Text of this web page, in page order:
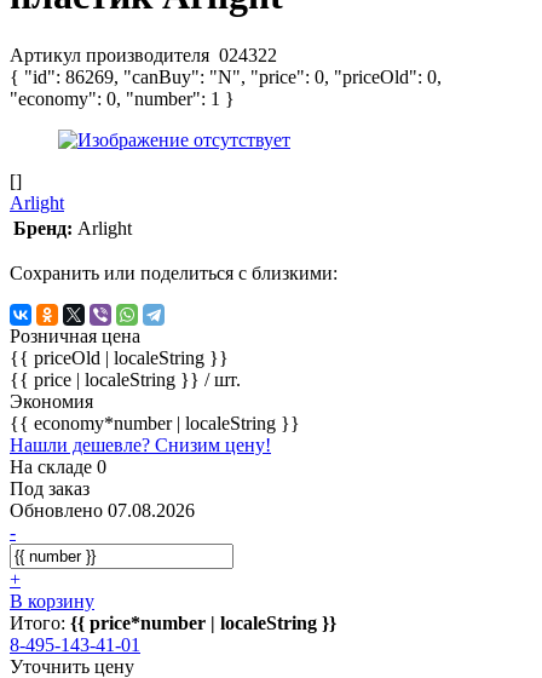
Артикул производителя 024322
{ "id": 86269, "canBuy": "N", "price": 0, "priceOld": 0,
"economy": 0, "number": 1 }
[]
Arlight
Бренд: Arlight
Сохранить или поделиться с близкими:
Розничная цена
{{ priceOld | localeString }}
{{ price | localeString }} / шт.
Экономия
{{ economy*number | localeString }}
Нашли дешевле? Снизим цену!
На складе 0
Под заказ
Обновлено 07.08.2026
-
+
В корзину
Итого: {{ price*number | localeString }}
8-495-143-41-01
Уточнить цену